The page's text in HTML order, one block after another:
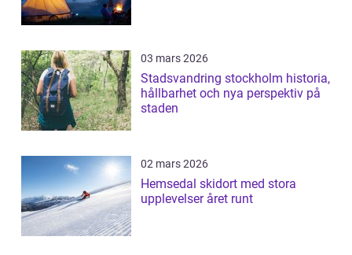
03 mars 2026
Stadsvandring stockholm historia,
hållbarhet och nya perspektiv på
staden
02 mars 2026
Hemsedal skidort med stora
upplevelser året runt